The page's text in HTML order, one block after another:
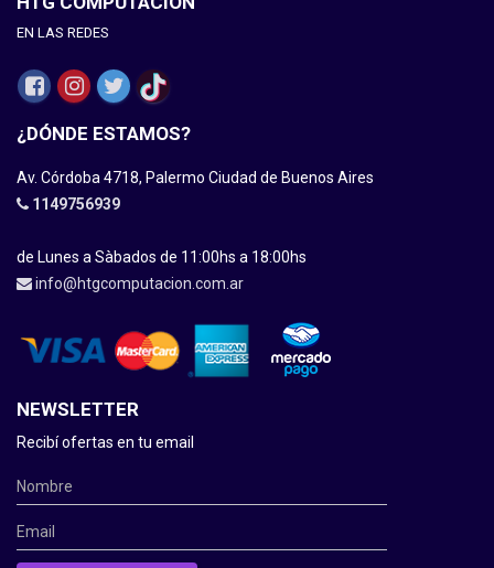
EN LAS REDES
¿DÓNDE ESTAMOS?
Av. Córdoba 4718, Palermo Ciudad de Buenos Aires
1149756939
de Lunes a Sàbados de 11:00hs a 18:00hs
info@htgcomputacion.com.ar
NEWSLETTER
Recibí ofertas en tu email